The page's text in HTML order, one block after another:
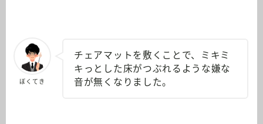
ぼくてき
チェアマットを敷くことで、ミキミ
キっとした床がつぶれるような嫌な
音が無くなりました。